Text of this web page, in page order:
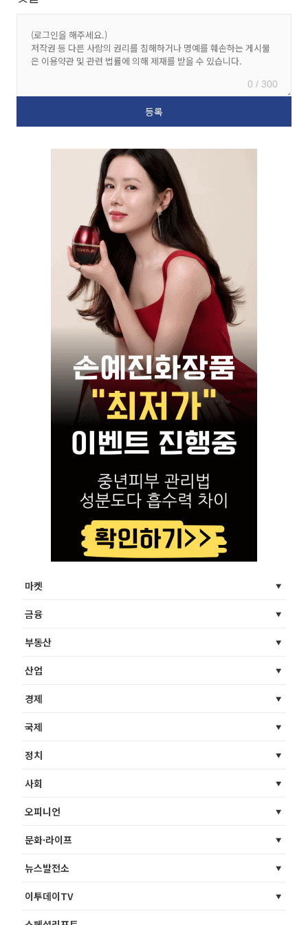
0 / 300
마켓
금융
부동산
산업
경제
국제
정치
사회
오피니언
문화·라이프
뉴스발전소
이투데이TV